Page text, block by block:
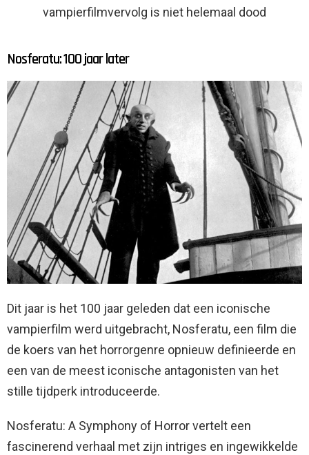
vampierfilmvervolg is niet helemaal dood
Nosferatu: 100 jaar later
Dit jaar is het 100 jaar geleden dat een iconische
vampierfilm werd uitgebracht, Nosferatu, een film die
de koers van het horrorgenre opnieuw definieerde en
een van de meest iconische antagonisten van het
stille tijdperk introduceerde.
Nosferatu: A Symphony of Horror vertelt een
fascinerend verhaal met zijn intriges en ingewikkelde